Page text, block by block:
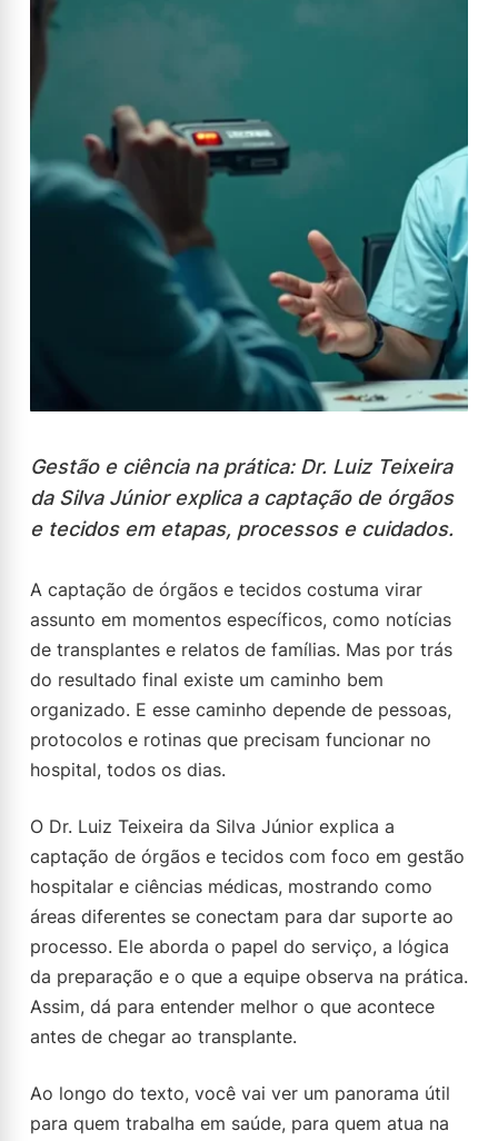
Gestão e ciência na prática: Dr. Luiz Teixeira
da Silva Júnior explica a captação de órgãos
e tecidos em etapas, processos e cuidados.
A captação de órgãos e tecidos costuma virar
assunto em momentos específicos, como notícias
de transplantes e relatos de famílias. Mas por trás
do resultado final existe um caminho bem
organizado. E esse caminho depende de pessoas,
protocolos e rotinas que precisam funcionar no
hospital, todos os dias.
O Dr. Luiz Teixeira da Silva Júnior explica a
captação de órgãos e tecidos com foco em gestão
hospitalar e ciências médicas, mostrando como
áreas diferentes se conectam para dar suporte ao
processo. Ele aborda o papel do serviço, a lógica
da preparação e o que a equipe observa na prática.
Assim, dá para entender melhor o que acontece
antes de chegar ao transplante.
Ao longo do texto, você vai ver um panorama útil
para quem trabalha em saúde, para quem atua na